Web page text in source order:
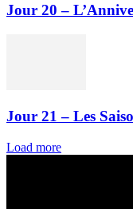
Jour 20 –
Jour 21 – Les
Load more